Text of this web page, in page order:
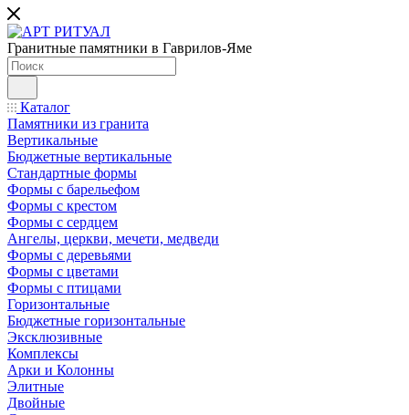
Гранитные памятники в Гаврилов-Яме
Каталог
Памятники из гранита
Вертикальные
Бюджетные вертикальные
Стандартные формы
Формы с барельефом
Формы с крестом
Формы с сердцем
Ангелы, церкви, мечети, медведи
Формы с деревьями
Формы с цветами
Формы с птицами
Горизонтальные
Бюджетные горизонтальные
Эксклюзивные
Комплексы
Арки и Колонны
Элитные
Двойные